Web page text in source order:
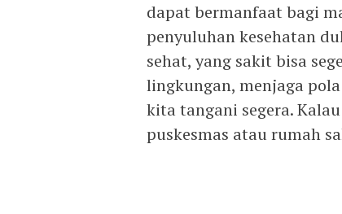
dapat bermanfaat bagi
penyuluhan kesehatan
sehat, yang sakit bisa
lingkungan, menjaga
kita tangani segera.
puskesmas atau rumah